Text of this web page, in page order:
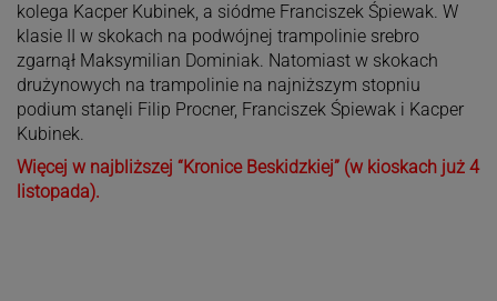
kolega Kacper Kubinek, a siódme Franciszek Śpiewak. W
klasie II w skokach na podwójnej trampolinie srebro
zgarnął Maksymilian Dominiak. Natomiast w skokach
drużynowych na trampolinie na najniższym stopniu
podium stanęli Filip Procner, Franciszek Śpiewak i Kacper
Kubinek.
Więcej w najbliższej “Kronice Beskidzkiej” (w kioskach już 4
listopada).